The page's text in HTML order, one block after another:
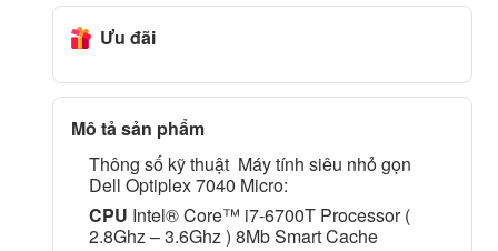
Ưu đãi
Mô tả sản phẩm
Thông số kỹ thuật Máy tính siêu nhỏ gọn
Dell Optiplex 7040 Micro:
CPU Intel® Core™ i7-6700T Processor (
2.8Ghz – 3.6Ghz ) 8Mb Smart Cache